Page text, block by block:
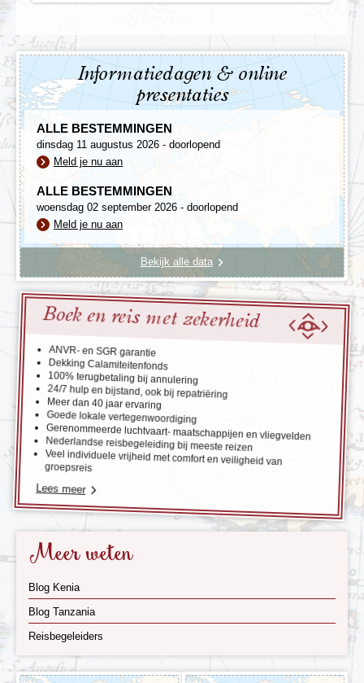
Informatiedagen & online
presentaties
ALLE BESTEMMINGEN
dinsdag 11 augustus 2026 - doorlopend
Meld je nu aan
ALLE BESTEMMINGEN
woensdag 02 september 2026 - doorlopend
Meld je nu aan
Bekijk alle data
Boek en reis met zekerheid
ANVR- en SGR garantie
Dekking Calamiteitenfonds
100% terugbetaling bij annulering
24/7 hulp en bijstand, ook bij repatriëring
Meer dan 40 jaar ervaring
Goede lokale vertegenwoordiging
Gerenommeerde luchtvaart- maatschappijen en vliegvelden
Nederlandse reisbegeleiding bij meeste reizen
Veel individuele vrijheid met comfort en veiligheid van
groepsreis
Lees meer
Meer weten
Blog Kenia
Blog Tanzania
Reisbegeleiders